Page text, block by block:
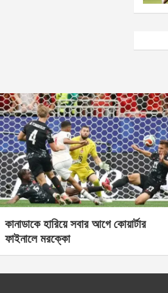
কানাডাকে হারিয়ে সবার আগে কোয়ার্টার
ফাইনালে মরক্কো